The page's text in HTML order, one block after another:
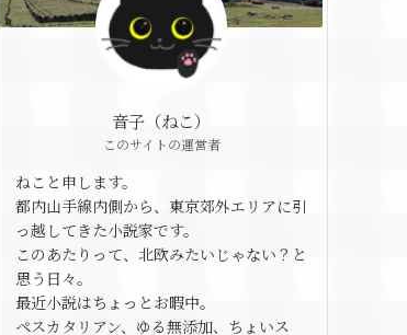
音子（ねこ）
このサイトの運営者
ねこと申します。
都内山手線内側から、東京郊外エリアに引
っ越してきた小説家です。
このあたりって、北欧みたいじゃない？と
思う日々。
最近小説はちょっとお暇中。
ペスカタリアン、ゆる無添加、ちょいス